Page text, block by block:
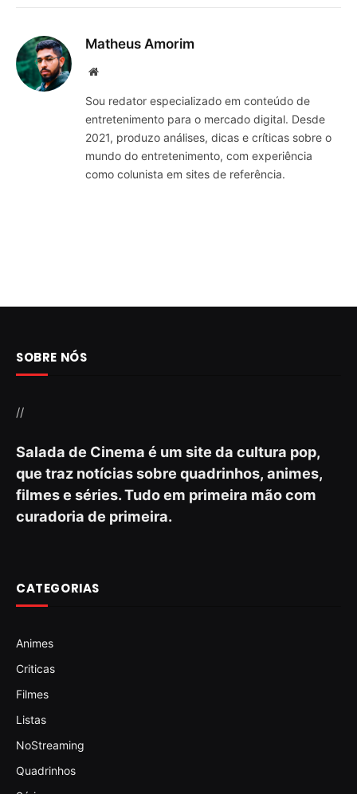
Matheus Amorim
Website
Sou redator especializado em conteúdo de
entretenimento para o mercado digital. Desde
2021, produzo análises, dicas e críticas sobre o
mundo do entretenimento, com experiência
como colunista em sites de referência.
SOBRE NÓS
//
Salada de Cinema é um site da cultura pop,
que traz notícias sobre quadrinhos, animes,
filmes e séries. Tudo em primeira mão com
curadoria de primeira.
CATEGORIAS
Animes
Criticas
Filmes
Listas
NoStreaming
Quadrinhos